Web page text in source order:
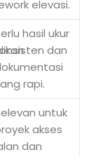
elevasi.
hasil ukur
dan
rapi.
untuk
akses
dan